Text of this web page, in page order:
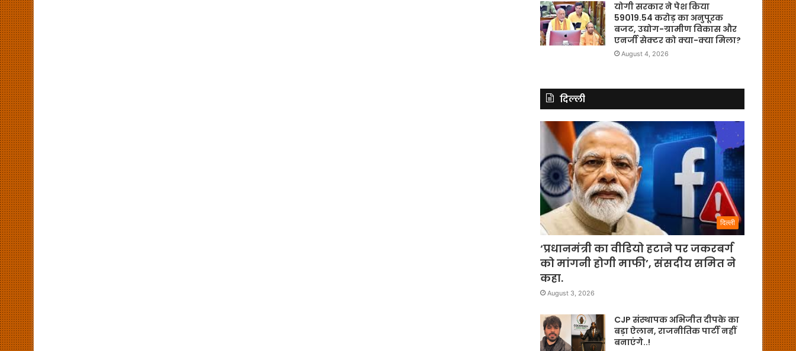
योगी सरकार ने पेश किया
59019.54 करोड़ का अनुपूरक
बजट, उद्योग-ग्रामीण विकास और
एनर्जी सेक्टर को क्या-क्या मिला?
August 4, 2026
दिल्ली
दिल्ली
‘प्रधानमंत्री का वीडियो हटाने पर जकरबर्ग
को मांगनी होगी माफी’, संसदीय समित ने
कहा.
August 3, 2026
CJP संस्थापक अभिजीत दीपके का
बड़ा ऐलान, राजनीतिक पार्टी नहीं
बनाएंगे..!